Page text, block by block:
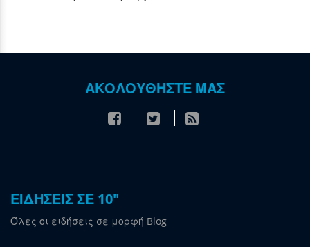
ΑΚΟΛΟΥΘΗΣΤΕ ΜΑΣ
ΕΙΔΗΣΕΙΣ ΣΕ 10"
Όλες οι ειδήσεις σε μορφή Blog